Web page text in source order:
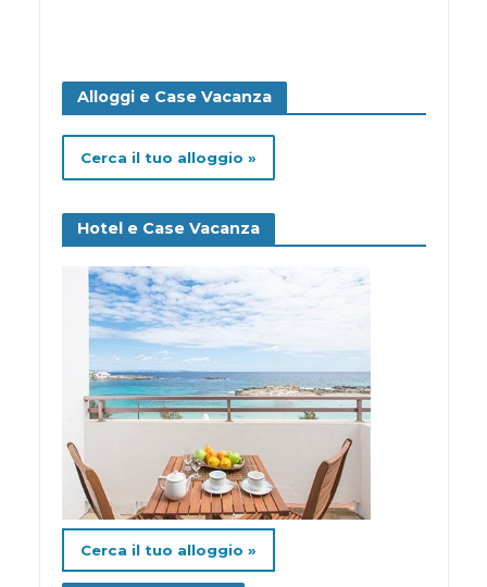
Alloggi e Case Vacanza
Cerca il tuo alloggio »
Hotel e Case Vacanza
Cerca il tuo alloggio »